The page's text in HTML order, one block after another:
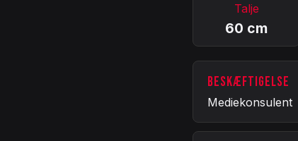
Talje
60 cm
BESKÆFTIGELSE
Mediekonsulent